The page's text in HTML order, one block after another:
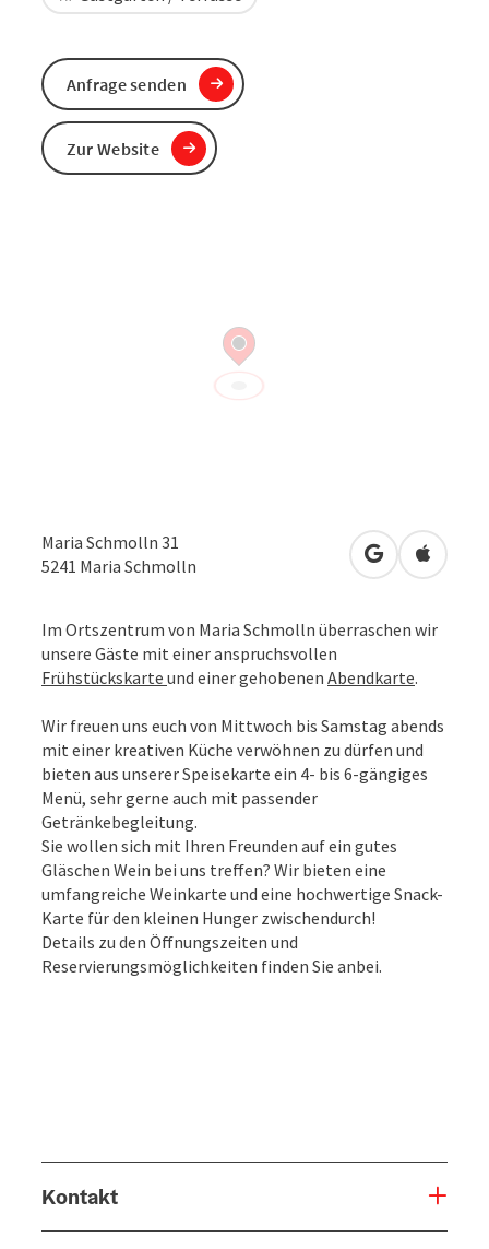
Maria Schmolln 31
5241 Maria Schmolln in Google
in
Im Ortszentrum von Maria Schmolln überraschen wir
unsere Gäste mit einer anspruchsvollen
Frühstückskarte und einer gehobenen Abendkarte.
Wir freuen uns euch von Mittwoch bis Samstag abends
mit einer kreativen Küche verwöhnen zu dürfen und
bieten aus unserer Speisekarte ein 4- bis 6-gängiges
Menü, sehr gerne auch mit passender
Getränkebegleitung.
Sie wollen sich mit Ihren Freunden auf ein gutes
Gläschen Wein bei uns treffen? Wir bieten eine
umfangreiche Weinkarte und eine hochwertige Snack-
Karte für den kleinen Hunger zwischendurch!
Details zu den Öffnungszeiten und
Reservierungsmöglichkeiten finden Sie anbei.
Kontakt
Anfrage senden
Zur Website